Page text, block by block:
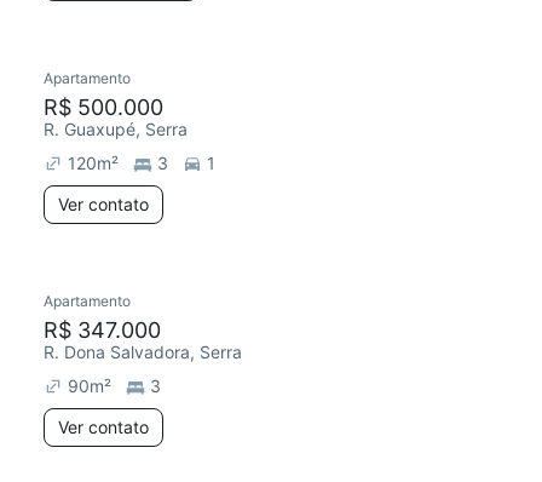
Redecorar
Apartamento
R$ 500.000
R. Guaxupé, Serra
120m² 3
1
Ver contato
Apartamento
R$ 347.000
R. Dona Salvadora, Serra
90m²
3
Ver contato